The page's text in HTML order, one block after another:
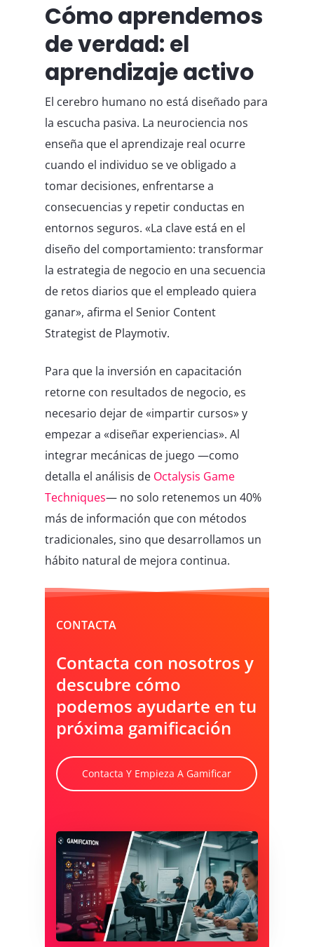
Cómo aprendemos
de verdad: el
aprendizaje activo
El cerebro humano no está diseñado para
la escucha pasiva. La neurociencia nos
enseña que el aprendizaje real ocurre
cuando el individuo se ve obligado a
tomar decisiones, enfrentarse a
consecuencias y repetir conductas en
entornos seguros. «La clave está en el
diseño del comportamiento: transformar
la estrategia de negocio en una secuencia
de retos diarios que el empleado quiera
ganar», afirma el Senior Content
Strategist de Playmotiv.
Para que la inversión en capacitación
retorne con resultados de negocio, es
necesario dejar de «impartir cursos» y
empezar a «diseñar experiencias». Al
integrar mecánicas de juego —como
detalla el análisis de Octalysis Game
Techniques— no solo retenemos un 40%
más de información que con métodos
tradicionales, sino que desarrollamos un
hábito natural de mejora continua.
CONTACTA
Contacta con nosotros y
descubre cómo
podemos ayudarte en tu
próxima gamificación
Contacta Y Empieza A Gamificar